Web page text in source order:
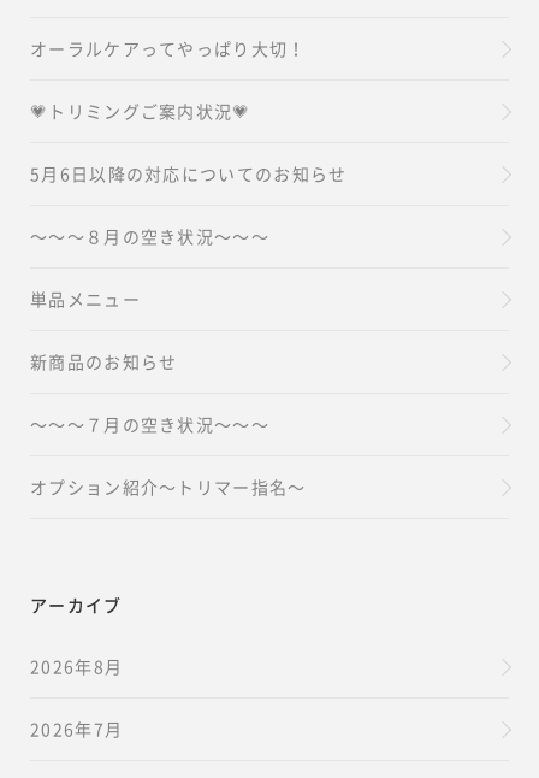
オーラルケアってやっぱり大切！
💗トリミングご案内状況💗
5月6日以降の対応についてのお知らせ
～～～８月の空き状況～～～
単品メニュー
新商品のお知らせ
～～～７月の空き状況～～～
オプション紹介～トリマー指名～
アーカイブ
2026年8月
2026年7月